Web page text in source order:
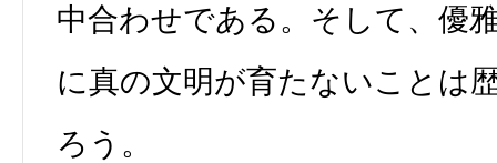
中合わせである。そして、優
に真の文明が育たないことは
ろう。